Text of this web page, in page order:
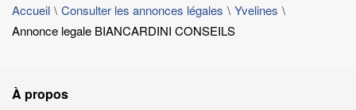
Accueil Consulter les annonces légales
Yvelines
Annonce legale BIANCARDINI CONSEILS
À propos